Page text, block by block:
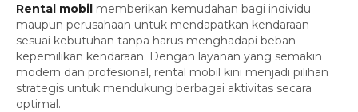
Rental mobil memberikan kemudahan bagi individu
maupun perusahaan untuk mendapatkan kendaraan
sesuai kebutuhan tanpa harus menghadapi beban
kepemilikan kendaraan. Dengan layanan yang semakin
modern dan profesional, rental mobil kini menjadi pilihan
strategis untuk mendukung berbagai aktivitas secara
optimal.